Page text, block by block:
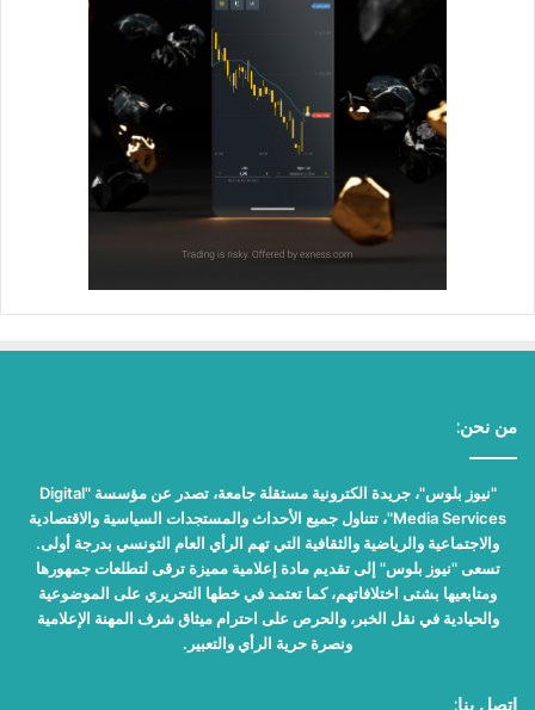
من نحن:
"نيوز بلوس"، جريدة الكترونية مستقلة جامعة، تصدر عن مؤسسة "Digital
Media Services"، تتناول جميع الأحداث والمستجدات السياسية والاقتصادية
والاجتماعية والرياضية والثقافية التي تهم الرأي العام التونسي بدرجة أولى.
تسعى "نيوز بلوس" إلى تقديم مادة إعلامية مميزة ترقى لتطلعات جمهورها
ومتابعيها بشتى اختلافاتهم، كما تعتمد في خطها التحريري على الموضوعية
والحيادية في نقل الخبر، والحرص على احترام ميثاق شرف المهنة الإعلامية
ونصرة حرية الرأي والتعبير.
اتصل بنا: